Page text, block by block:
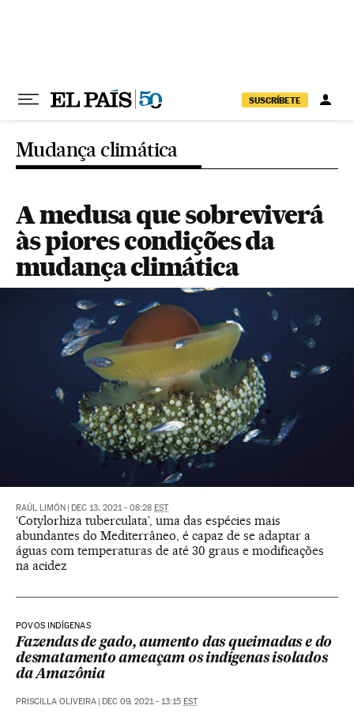
SUSCRÍBETE
Mudança climática
A medusa que sobreviverá
às piores condições da
mudança climática
RAÚL LIMÓN DEC 13, 2021 - 08:28 EST
‘Cotylorhiza tuberculata’, uma das espécies mais
abundantes do Mediterrâneo, é capaz de se adaptar a
águas com temperaturas de até 30 graus e modificações
na acidez
POVOS INDÍGENAS
Fazendas de gado, aumento das queimadas e do
desmatamento ameaçam os indígenas isolados
da Amazônia
PRISCILLA OLIVEIRA DEC 09, 2021 - 13:15 EST